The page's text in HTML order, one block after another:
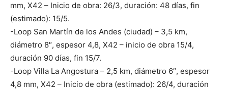
mm, X42 – Inicio de obra: 26/3, duración: 48 días, fin
(estimado): 15/5.
-Loop San Martín de los Andes (ciudad) – 3,5 km,
diámetro 8″, espesor 4,8, X42 – inicio de obra 15/4,
duración 90 días, fin 15/7.
-Loop Villa La Angostura – 2,5 km, diámetro 6″, espesor
4,8 mm, X42 – Inicio de obra (estimado): 26/4, duración